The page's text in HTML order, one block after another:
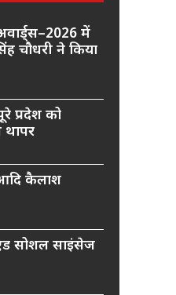
में
चौधरी ने किया
प्रदेश को
थापर
आदि कैलाश
सोशल साइंसेज